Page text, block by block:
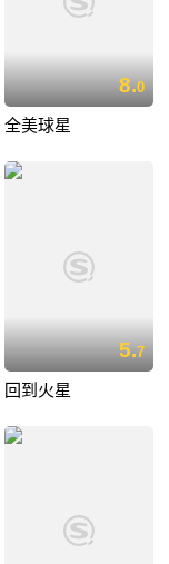
8.0
全美球星
5.7
回到火星